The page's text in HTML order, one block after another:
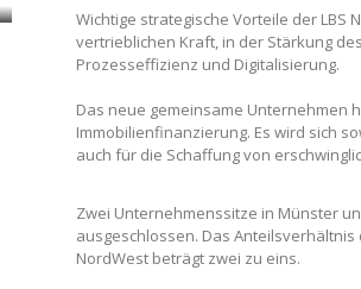
Wichtige strategische Vorteile der
vertrieblichen Kraft, in der Stärkung
Prozesseffizienz und Digitalisierung.
Das neue gemeinsame Unternehmen
Immobilienfinanzierung. Es wird sich
auch für die Schaffung von
Zwei Unternehmenssitze in Münster
ausgeschlossen. Das
NordWest beträgt zwei zu eins.